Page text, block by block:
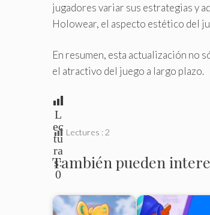
jugadores variar sus estrategias y
Holowear, el aspecto estético del
En resumen, esta actualización no
el atractivo del juego a largo plazo.
L
ec
tu
ra
s:
0
Lectures :2
También pueden